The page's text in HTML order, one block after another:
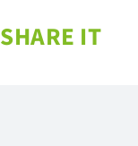
SHARE IT